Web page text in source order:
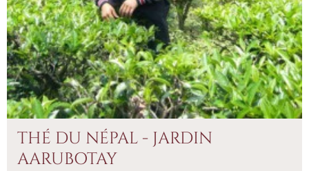
THÉ DU NÉPAL - JARDIN
AARUBOTAY